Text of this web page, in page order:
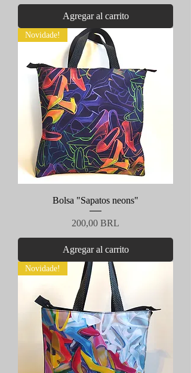
Agregar al carrito
Novidade!
Bolsa "Sapatos neons"
Precio
200,00 BRL
Agregar al carrito
Novidade!